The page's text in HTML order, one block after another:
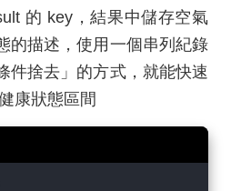
的 key，結果中儲存空氣
的描述，使用一個串列紀錄
件捨去」的方式，就能快速
康狀態區間